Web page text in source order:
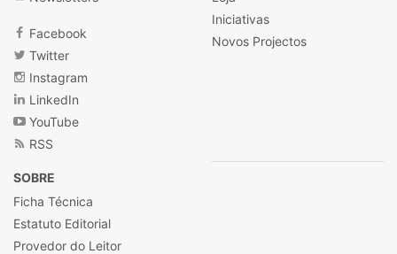
Facebook
Twitter
Instagram
LinkedIn
YouTube
RSS
Iniciativas
Novos Projectos
SOBRE
Ficha Técnica
Estatuto Editorial
Provedor do Leitor